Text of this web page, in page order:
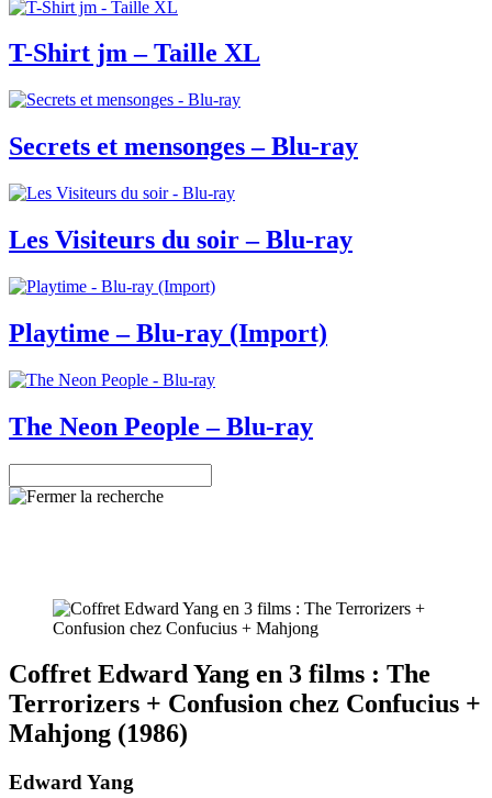
T-Shirt jm – Taille XL
Secrets et mensonges – Blu-ray
Les Visiteurs du soir – Blu-ray
Playtime – Blu-ray (Import)
The Neon People – Blu-ray
Coffret Edward Yang en 3 films : The
Terrorizers + Confusion chez Confucius +
Mahjong (1986)
Edward Yang